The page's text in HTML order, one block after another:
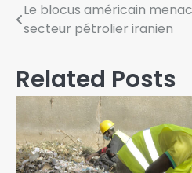
Le blocus américain
secteur pétrolier iranien
Related Posts